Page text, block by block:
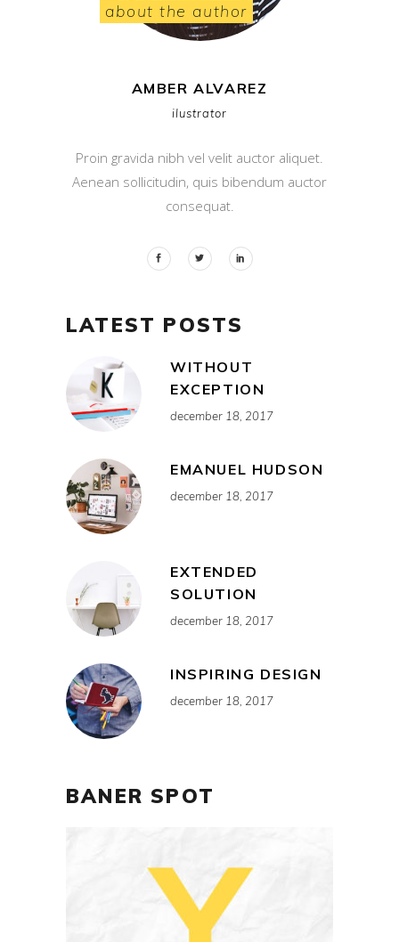
about the author
AMBER ALVAREZ
ilustrator
Proin gravida nibh vel velit auctor aliquet.
Aenean sollicitudin, quis bibendum auctor
consequat.
LATEST POSTS
WITHOUT
EXCEPTION
december 18, 2017
EMANUEL HUDSON
december 18, 2017
EXTENDED
SOLUTION
december 18, 2017
INSPIRING DESIGN
december 18, 2017
BANER SPOT